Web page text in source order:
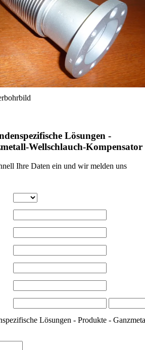
Lösungen -
Wellschlauch-Kompensator
Ihre Daten ein und wir melden uns
Lösungen - Produkte -